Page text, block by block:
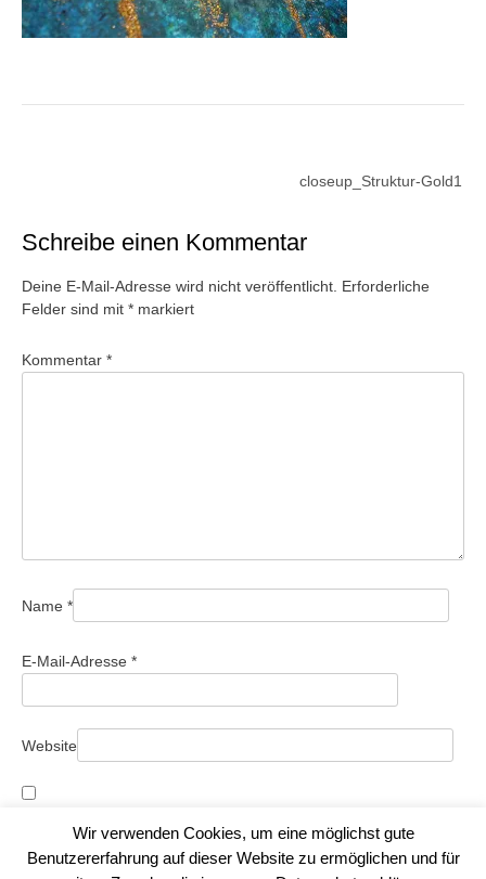
closeup_Struktur-Gold1
Schreibe einen Kommentar
Deine E-Mail-Adresse wird nicht veröffentlicht. Erforderliche
Felder sind mit * markiert
Kommentar *
Name *
E-Mail-Adresse *
Website
Name, E-Mail-Adresse und Website in diesem Browser für
meinen nächsten Kommentar speichern.
Wir verwenden Cookies, um eine möglichst gute
Benutzererfahrung auf dieser Website zu ermöglichen und für